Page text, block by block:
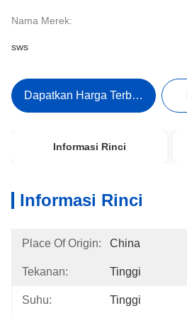
Nama Merek:
sws
Dapatkan Harga Terbaik
Informasi Rinci
Informasi Rinci
Place Of Origin: China
Tekanan: Tinggi
Suhu: Tinggi